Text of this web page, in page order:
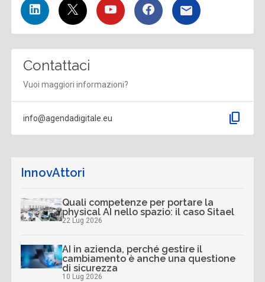
Contattaci
Vuoi maggiori informazioni?
info@agendadigitale.eu content_copy
InnovAttori
Quali competenze per portare la
physical AI nello spazio: il caso Sitael
22 Lug 2026
AI in azienda, perché gestire il
cambiamento è anche una questione
di sicurezza
10 Lug 2026